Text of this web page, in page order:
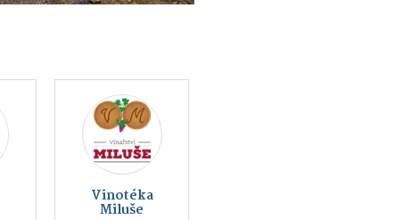
Montessori
Vlašim z. s.